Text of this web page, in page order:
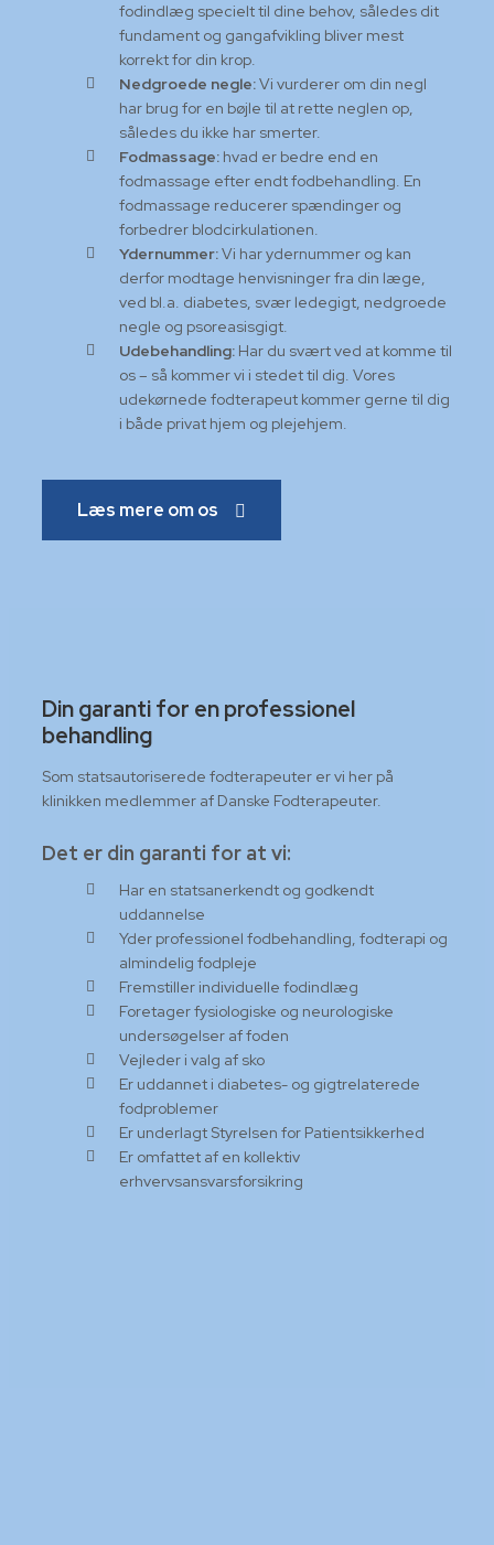
fodindlæg specielt til dine behov, således dit
fundament og gangafvikling bliver mest
korrekt for din krop.
Nedgroede negle:Vi vurderer om din negl
har brug for en bøjle til at rette neglen op,
således du ikke har smerter.
Fodmassage: hvad er bedre end en
fodmassage efter endt fodbehandling. En
fodmassage reducerer spændinger og
forbedrer blodcirkulationen.
Ydernummer:Vi har ydernummer og kan
derfor modtage henvisninger fra din læge,
ved bl.a. diabetes, svær ledegigt, nedgroede
negle og psoreasisgigt.
Udebehandling: Har du svært ved at komme til
os – så kommer vi i stedet til dig. Vores
udekørnede fodterapeut kommer gerne til dig
i både privat hjem og plejehjem.
Læs mere om os
Din garanti for en professionel
behandling
Som statsautoriserede fodterapeuter er vi her på
klinikken medlemmer af Danske Fodterapeuter.
Det er din garanti for at vi:
Har en statsanerkendt og godkendt
uddannelse
Yder professionel fodbehandling, fodterapi og
almindelig fodpleje
Fremstiller individuelle fodindlæg
Foretager fysiologiske og neurologiske
undersøgelser af foden
Vejleder i valg af sko
Er uddannet i diabetes- og gigtrelaterede
fodproblemer
Er underlagt Styrelsen for Patientsikkerhed
Er omfattet af en kollektiv
erhvervsansvarsforsikring